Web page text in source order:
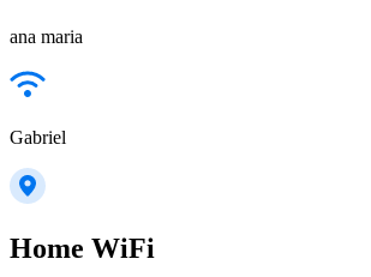
ana maria
Gabriel
Home WiFi